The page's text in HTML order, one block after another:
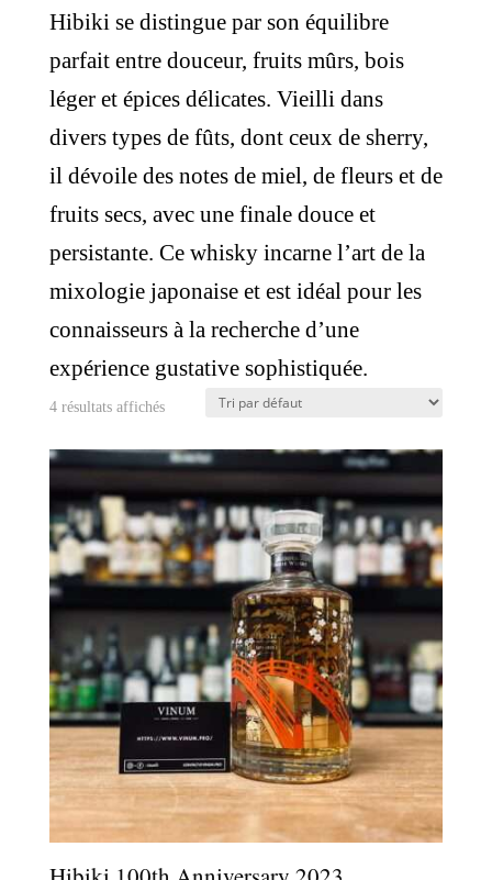
Hibiki se distingue par son équilibre
parfait entre douceur, fruits mûrs, bois
léger et épices délicates. Vieilli dans
divers types de fûts, dont ceux de sherry,
il dévoile des notes de miel, de fleurs et de
fruits secs, avec une finale douce et
persistante. Ce whisky incarne l’art de la
mixologie japonaise et est idéal pour les
connaisseurs à la recherche d’une
expérience gustative sophistiquée.
4 résultats affichés